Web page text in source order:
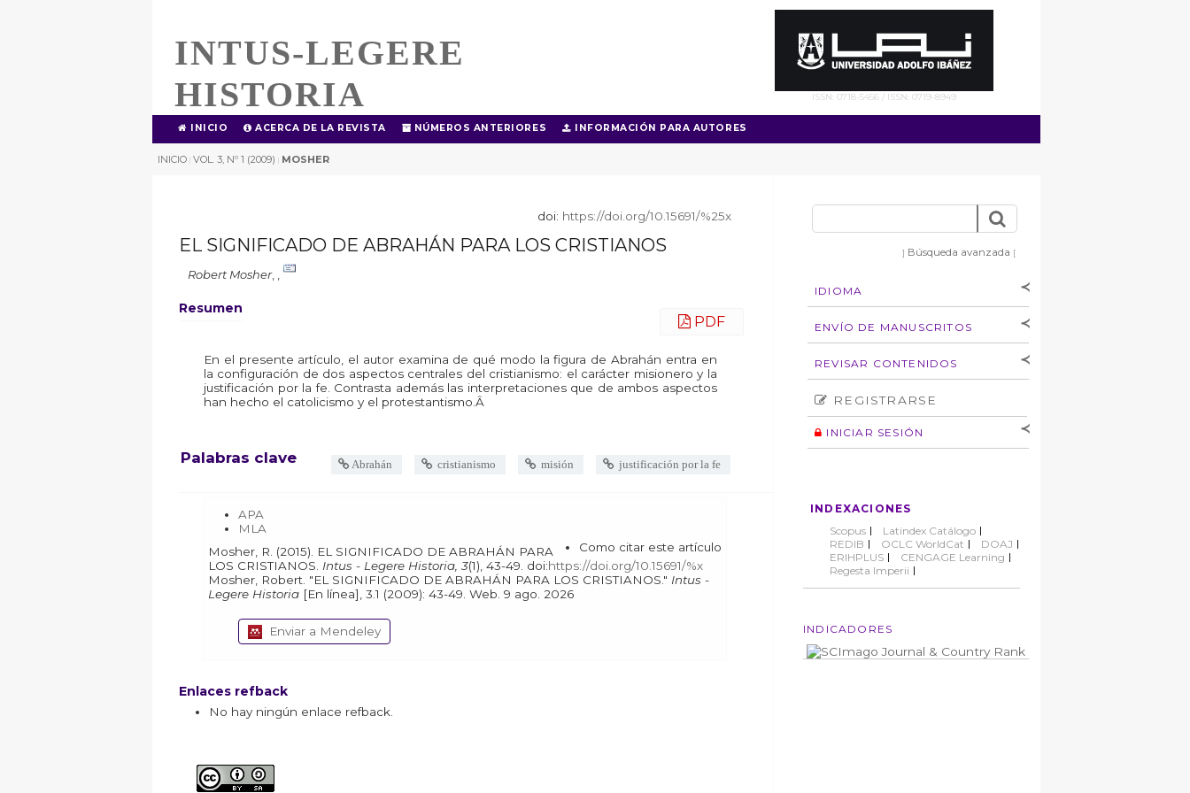
INTUS-LEGERE
HISTORIA
ISSN: 0718-5456 / ISSN: 0719-8949
INICIO ACERCA DE LA REVISTA NÚMEROS ANTERIORES INFORMACIÓN PARA AUTORES
INICIO | VOL. 3, Nº 1 (2009) | MOSHER
] Búsqueda avanzada [
IDIOMA
[Español ] [English]
ENVÍO DE MANUSCRITOS
autores
Derechos de autoría
Normas éticas
REVISAR CONTENIDOS
Número
Autor
REGISTRARSE
INICIAR SESIÓN
INDEXACIONES
Scopus
Latindex Catálogo
REDIB
OCLC WorldCat
DOAJ
ERIHPLUS
CENGAGE Learning
Regesta Imperii
INDICADORES
doi: https://doi.org/10.15691/%25x
EL SIGNIFICADO DE ABRAHÁN PARA LOS CRISTIANOS
Robert Mosher, ,
Resumen
PDF
En el presente artículo, el autor examina de qué modo la figura de Abrahán entra en
la configuración de dos aspectos centrales del cristianismo: el carácter misionero y la
justificación por la fe. Contrasta además las interpretaciones que de ambos aspectos
han hecho el catolicismo y el protestantismo.Â
Palabras clave Abrahán cristianismo misión justificación por la fe
APA
MLA
Como citar este artículo
Mosher, R. (2015). EL SIGNIFICADO DE ABRAHÁN PARA
LOS CRISTIANOS. Intus - Legere Historia, 3 (1), 43-49. doi:https://doi.org/10.15691/%x
Mosher, Robert. "EL SIGNIFICADO DE ABRAHÁN PARA LOS CRISTIANOS." Intus -
Legere Historia
[En línea], 3.1 (2009): 43-49. Web. 9 ago. 2026
Enviar a Mendeley
Enlaces refback
No hay ningún enlace refback.